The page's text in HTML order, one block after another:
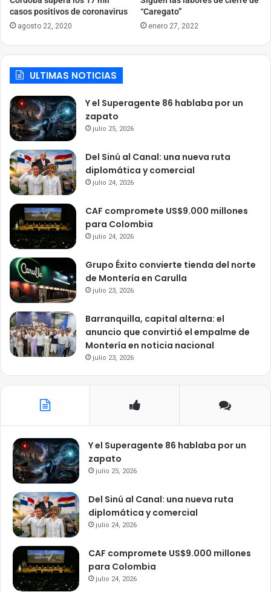
casos positivos de coronavirus
agosto 22, 2020
“Caregato”
enero 27, 2022
ULTIMAS NOTICIAS
Y el Superagente 86 hablaba por un
zapato
julio 25, 2026
Del Sinú al Canal: una nueva ruta
diplomática y comercial
julio 24, 2026
CAF compromete US$9.000 millones
para Colombia
julio 24, 2026
Grupo Éxito convierte tienda del norte
de Montería en Carulla
julio 23, 2026
Barranquilla, capital alterna: el
anuncio que convirtió el empalme de
Montería en noticia nacional
julio 23, 2026
Y el Superagente 86 hablaba por un
zapato
julio 25, 2026
Del Sinú al Canal: una nueva ruta
diplomática y comercial
julio 24, 2026
CAF compromete US$9.000 millones
para Colombia
julio 24, 2026